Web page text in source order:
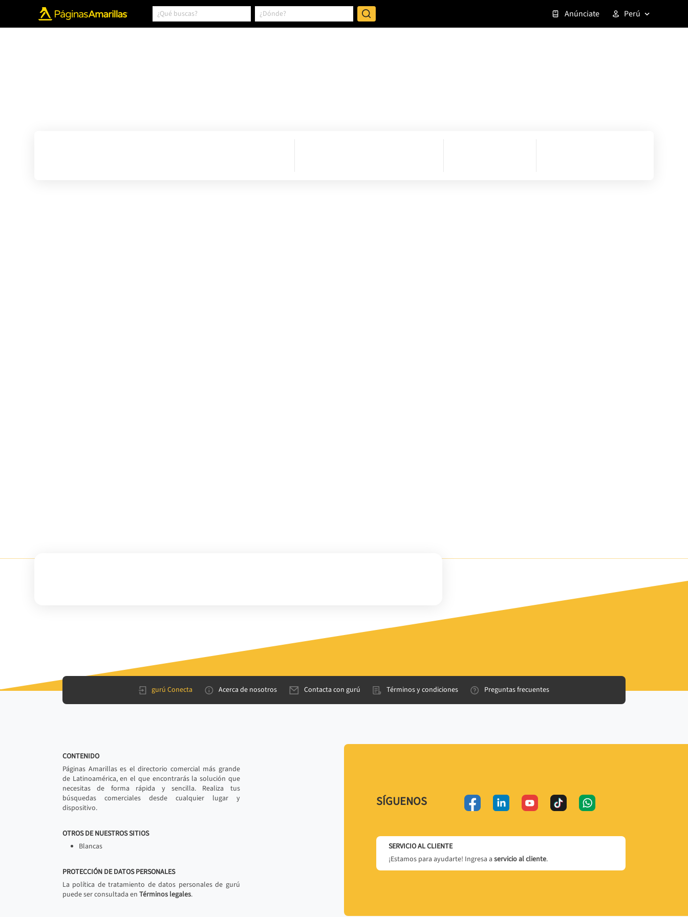
Anúnciate Perú
gurú Conecta Acerca de nosotros Contacta con gurú Términos y condiciones Preguntas frecuentes
CONTENIDO
Páginas Amarillas es el directorio comercial más grande
de Latinoamérica, en el que encontrarás la solución que
necesitas de forma rápida y sencilla. Realiza tus
búsquedas comerciales desde cualquier lugar y
dispositivo.
OTROS DE NUESTROS SITIOS
Blancas
PROTECCIÓN DE DATOS PERSONALES
La política de tratamiento de datos personales de gurú
puede ser consultada en Términos legales.
SÍGUENOS
SERVICIO AL CLIENTE
¡Estamos para ayudarte! Ingresa a servicio al cliente.